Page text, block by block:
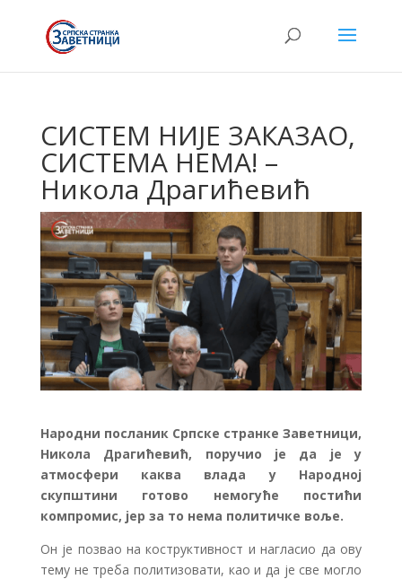
СИСТЕМ НИЈЕ ЗАКАЗАО,
СИСТЕМА НЕМА! –
Никола Драгићевић
Народни посланик Српске странке Заветници,
Никола Драгићевић, поручио је да је у
атмосфери каква влада у Народној
скупштини готово немогуће постићи
компромис, јер за то нема политичке воље.
Он је позвао на коструктивност и нагласио да ову
тему не треба политизовати, као и да је све могло